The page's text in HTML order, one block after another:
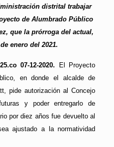
distrital trabajar
de Alumbrado Público
que la prórroga del actual,
enero del 2021.
07-12-2020.
El Proyecto
en donde el alcalde de
pide autorización al Concejo
y poder entregarlo de
por diez años fue devuelto al
ajustado a la normatividad